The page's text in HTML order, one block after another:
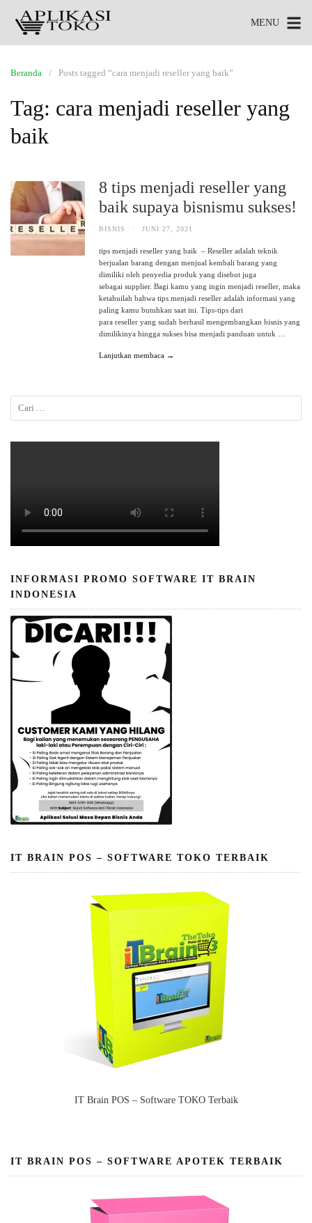
MENU
Beranda Posts tagged “cara menjadi reseller yang baik”
Tag: cara menjadi reseller yang
baik
8 tips menjadi reseller yang
baik supaya bisnismu sukses!
BISNIS · JUNI 27, 2021
tips menjadi reseller yang baik – Reseller adalah teknik
berjualan barang dengan menjual kembali barang yang
dimiliki oleh penyedia produk yang disebut juga
sebagai supplier. Bagi kamu yang ingin menjadi reseller, maka
ketahuilah bahwa tips menjadi reseller adalah informasi yang
paling kamu butuhkan saat ini. Tips-tips dari
para reseller yang sudah berhasil mengembangkan bisnis yang
dimilikinya hingga sukses bisa menjadi panduan untuk …
Lanjutkan membaca →
INFORMASI PROMO SOFTWARE IT BRAIN
INDONESIA
IT BRAIN POS – SOFTWARE TOKO TERBAIK
IT Brain POS – Software TOKO Terbaik
IT BRAIN POS – SOFTWARE APOTEK TERBAIK